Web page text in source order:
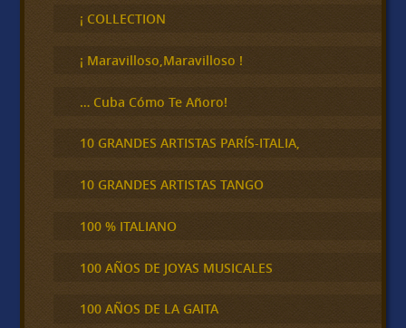
c
a
¡ COLLECTION
¡ Maravilloso,Maravilloso !
… Cuba Cómo Te Añoro!
10 GRANDES ARTISTAS PARÍS-ITALIA,
10 GRANDES ARTISTAS TANGO
100 % ITALIANO
100 AÑOS DE JOYAS MUSICALES
100 AÑOS DE LA GAITA